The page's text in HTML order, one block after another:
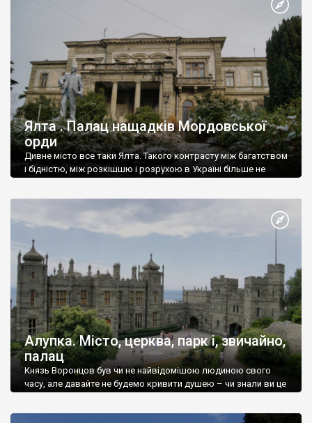
Ялта . Палац нащадків Мордовської
орди
Дивне місто все таки Ялта. Такого контрасту між багатством
і бідністю, між розкішшю і розрухою в Україні більше не
Алупка. Місто, церква, парк і, звичайно,
палац
Князь Воронцов був чи не найвідомішою людиною свого
часу, але давайте не будемо кривити душею – чи знали ви це